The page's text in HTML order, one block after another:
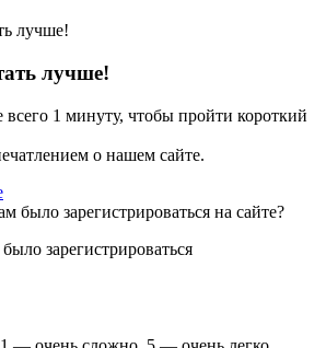
лучше!
всего 1 минуту, чтобы пройти короткий
о нашем сайте.
зарегистрироваться